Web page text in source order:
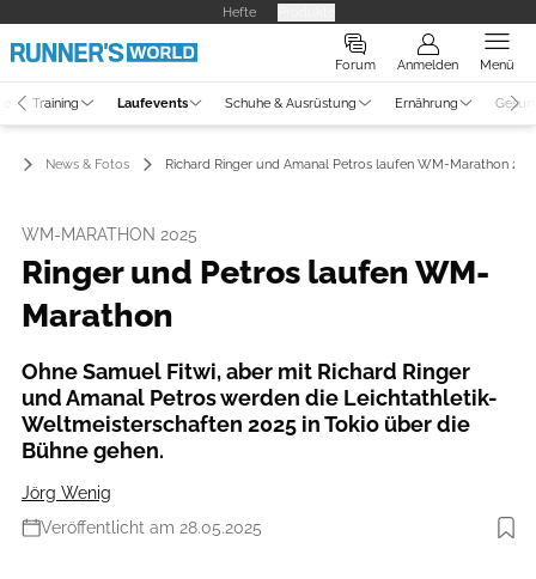
Hefte
Forum Anmelden Menü
Training Laufevents Schuhe & Ausrüstung Ernährung
News & Fotos Richard Ringer und Amanal Petros laufen WM-Marathon
WM-MARATHON 2025
Ringer und Petros laufen WM-
Marathon
Ohne Samuel Fitwi, aber mit Richard Ringer
und Amanal Petros werden die Leichtathletik-
Weltmeisterschaften 2025 in Tokio über die
Bühne gehen.
Jörg Wenig
Veröffentlicht am 28.05.2025
Foto: www.photorun.net